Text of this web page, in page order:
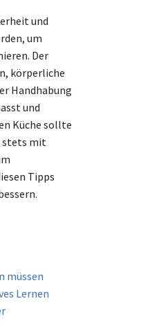
und
um
Der
körperliche
Handhabung
und
Küche sollte
stets mit
Tipps
müssen
Lernen